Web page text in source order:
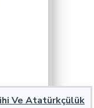
Ve Atatürkçülük